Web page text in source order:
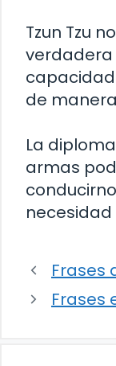
Tzun Tzu
de
La
armas
Frases
Frases